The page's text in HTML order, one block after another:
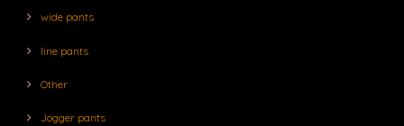
wide pants
line pants
Other
Jogger pants